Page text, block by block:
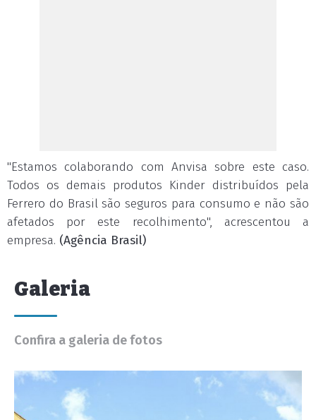
"Estamos colaborando com Anvisa sobre este caso.
Todos os demais produtos Kinder distribuídos pela
Ferrero do Brasil são seguros para consumo e não são
afetados por este recolhimento", acrescentou a
empresa. (Agência Brasil)
Galeria
Confira a galeria de fotos